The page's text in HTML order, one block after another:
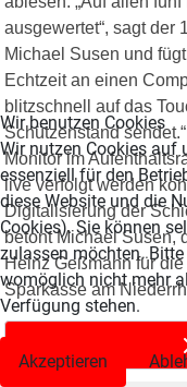
ausgewertet“, sagt der
Michael Susen und
Echtzeit an einen
blitzschnell auf das
Schützenstand
Monitor im
live verfolgt werden
Digitalisierung der
betont Michael Susen,
Heinz Geßmann für
Sparkasse am
Wir benutzen Cookies
Wir nutzen Cookies auf
essenziell für den
diese Website und die
Cookies). Sie können
zulassen möchten.
womöglich nicht mehr
Verfügung stehen.
Akzeptieren